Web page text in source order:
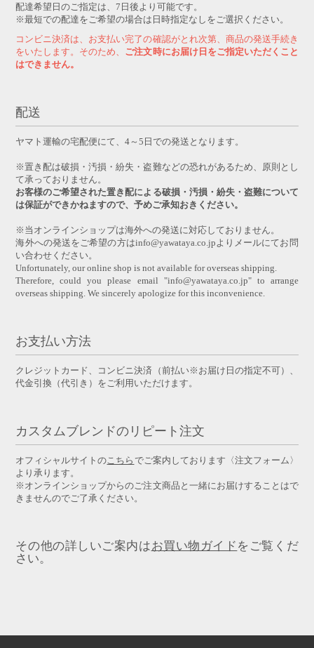
配達希望日のご指定は、7日後より可能です。
※最短での配達をご希望の場合は日時指定なしをご選択ください。
コンビニ決済は、お支払い完了の確認がとれ次第、商品の発送手続き
をいたします。そのため、 ご注文時にお届け日をご指定いただくこと
はできません。
配送
ヤマト運輸の宅配便にて、4～5日での発送となります。
※置き配は破損・汚損・紛失・盗難などの恐れがあるため、原則とし
て承っておりません。
お客様のご希望された置き配による破損・汚損・紛失・盗難について
は保証ができかねますので、予めご承知おきください。
※当オンラインショップは海外への発送に対応しておりません。
海外への発送をご希望の方はinfo@yawataya.co.jpよりメールにてお問
い合わせください。
Unfortunately, our online shop is not available for overseas shipping.
Therefore, could you please email "info@yawataya.co.jp" to arrange
overseas shipping. We sincerely apologize for this inconvenience.
お支払い方法
クレジットカード、コンビニ決済（前払い※お届け日の指定不可）、
代金引換（代引き）をご利用いただけます。
カスタムブレンドのリピート注文
オフィシャルサイトの こちら でご案内しております〈注文フォーム〉
より承ります。
※オンラインショップからのご注文商品と一緒にお届けすることはで
きませんのでご了承ください。
その他の詳しいご案内はお買い物ガイド をご覧くだ
さい。